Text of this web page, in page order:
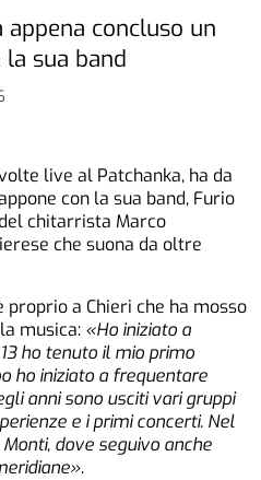
appena concluso un
sua band
live al Patchanka, ha da
con la sua band, Furio
chitarrista Marco
che suona da oltre
proprio a Chieri che ha mosso
musica: «Ho iniziato a
ho tenuto il mio primo
ho iniziato a frequentare
anni sono usciti vari gruppi
e i primi concerti. Nel
dove seguivo anche
.